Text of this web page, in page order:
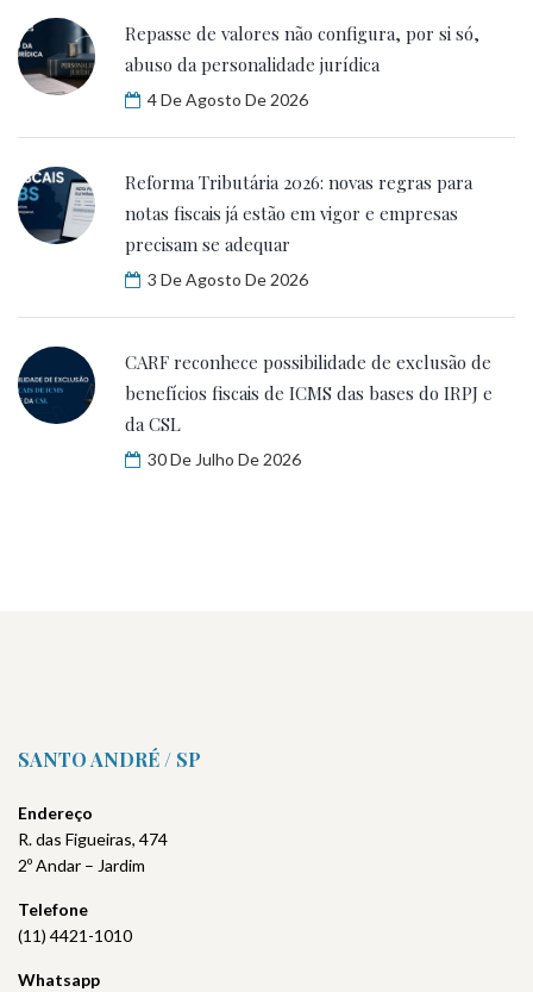
Repasse de valores não configura, por si só,
abuso da personalidade jurídica
4 De Agosto De 2026
Reforma Tributária 2026: novas regras para
notas fiscais já estão em vigor e empresas
precisam se adequar
3 De Agosto De 2026
CARF reconhece possibilidade de exclusão de
benefícios fiscais de ICMS das bases do IRPJ e
da CSL
30 De Julho De 2026
SANTO ANDRÉ / SP
Endereço
R. das Figueiras, 474
2º Andar – Jardim
Telefone
(11) 4421-1010
Whatsapp